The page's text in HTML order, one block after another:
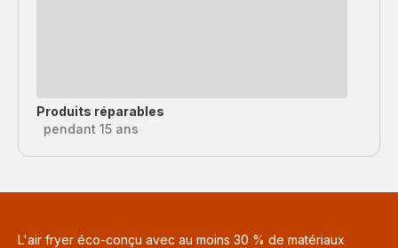
Produits réparables
pendant 15 ans
L'air fryer éco-conçu avec au moins 30 % de matériaux